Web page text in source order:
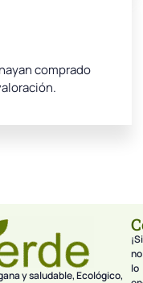
comprado
y saludable, Ecológico,
¡Si
no
lo